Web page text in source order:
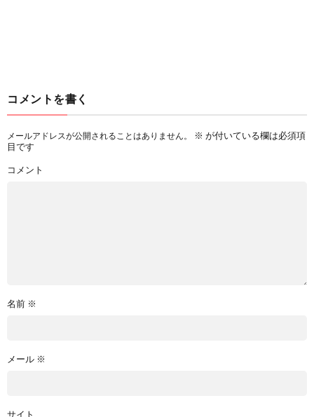
コメントを書く
メールアドレスが公開されることはありません。 ※ が付いている欄は必須項
目です
コメント
名前 ※
メール ※
サイト